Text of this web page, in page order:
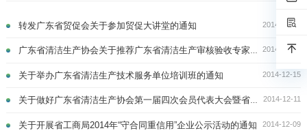
2014-12-17
转发广东省贸促会关于参加贸促大讲堂的通知
2014-12-17
广东省清洁生产协会关于推荐广东省清洁生产审核验收专家的通知
2014-12-15
关于举办广东省清洁生产技术服务单位培训班的通知
2014-12-11
关于做好广东省清洁生产协会第一届四次会员代表大会暨省清洁生产企业授牌仪式筹备工作的通知
2014-12-09
关于开展省工商局2014年“守合同重信用”企业公示活动的通知